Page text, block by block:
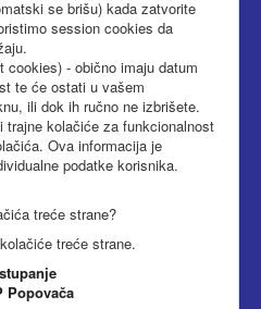
se brišu) kada zatvorite
session cookies da
cookies) - obično imaju datum
te će ostati u vašem
ili dok ih ručno ne izbrišete.
trajne kolačiće za funkcionalnost
Ova informacija je
podatke korisnika.
treće strane?
treće strane.
Popovača